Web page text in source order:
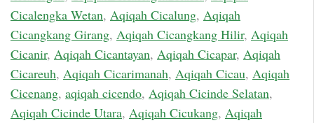
Cicalengka Wetan, Aqiqah Cicalung, Aqiqah
Cicangkang Girang, Aqiqah Cicangkang Hilir, Aqiqah
Cicanir, Aqiqah Cicantayan, Aqiqah Cicapar, Aqiqah
Cicareuh, Aqiqah Cicarimanah, Aqiqah Cicau, Aqiqah
Cicenang, aqiqah cicendo, Aqiqah Cicinde Selatan,
Aqiqah Cicinde Utara, Aqiqah Cicukang, Aqiqah